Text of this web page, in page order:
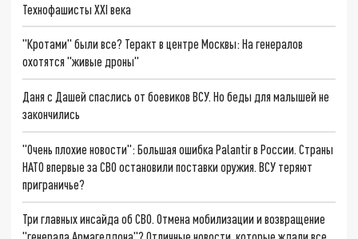
Технофашисты XXI века
"Кротами" были все? Теракт в центре Москвы: На генералов
охотятся "живые дроны"
Даня с Дашей спаслись от боевиков ВСУ. Но беды для малышей не
закончились
"Очень плохие новости": Большая ошибка Palantir в России. Страны
НАТО впервые за СВО остановили поставки оружия. ВСУ теряют
приграничье?
Три главных инсайда об СВО. Отмена мобилизации и возвращение